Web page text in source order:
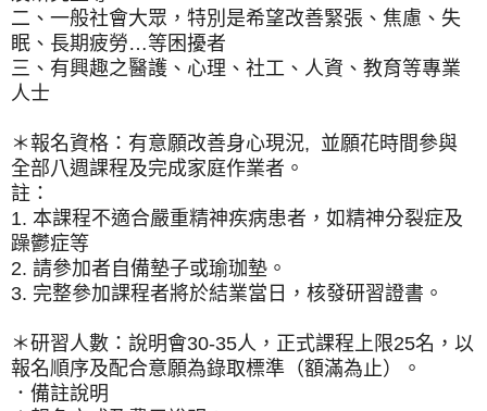
二、一般社會大眾，特別是希望改善緊張、焦慮、失
眠、長期疲勞…等困擾者
三、有興趣之醫護、心理、社工、人資、教育等專業
人士
＊報名資格：有意願改善身心現況, 並願花時間參與
全部八週課程及完成家庭作業者。
註：
1. 本課程不適合嚴重精神疾病患者，如精神分裂症及
躁鬱症等
2. 請參加者自備墊子或瑜珈墊。
3. 完整參加課程者將於結業當日，核發研習證書。
＊研習人數：說明會30-35人，正式課程上限25名，以
報名順序及配合意願為錄取標準（額滿為止）。
．備註說明